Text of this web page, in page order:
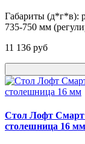
Габариты (д*г*в):
735-750 мм
11 136 pуб
Стол Лофт
столешница 16 мм